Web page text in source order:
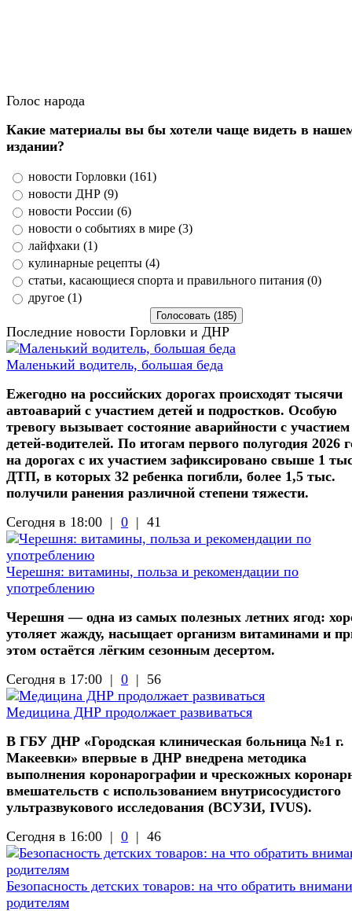
Голос народа
Какие материалы вы бы хотели чаще видеть в
издании?
новости Горловки (161)
новости ДНР (9)
новости России (6)
новости о событиях в мире (3)
лайфхаки (1)
кулинарные рецепты (4)
статьи, касающиеся спорта и правильного питания (0)
другое (1)
Последние новости Горловки и ДНР
Маленький водитель, большая беда
Ежегодно на российских дорогах происходят тысячи
автоаварий с участием детей и подростков. Особую
тревогу вызывает состояние аварийности с участием
детей-водителей. По итогам первого полугодия 2026
на дорогах с их участием зафиксировано свыше 1
ДТП, в которых 32 ребенка погибли, более 1,5 тыс.
получили ранения различной степени тяжести.
Сегодня в 18:00 | 0 | 41
Черешня: витамины, польза и рекомендации по
употреблению
Черешня — одна из самых полезных летних ягод:
утоляет жажду, насыщает организм витаминами и
этом остаётся лёгким сезонным десертом.
Сегодня в 17:00 | 0 | 56
Медицина ДНР продолжает развиваться
В ГБУ ДНР «Городская клиническая больница №1 г.
Макеевки» впервые в ДНР внедрена методика
выполнения коронарографии и чрескожных
вмешательств с использованием внутрисосудистого
ультразвукового исследования (ВСУЗИ, IVUS).
Сегодня в 16:00 | 0 | 46
Безопасность детских товаров: на что обратить
родителям